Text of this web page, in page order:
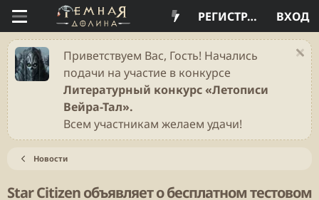
ВХОД
РЕГИСТРАЦИЯ
Приветствуем Вас, Гость! Начались
подачи на участие в конкурсе
Литературный конкурс «Летописи
Вейра-Тал».
Всем участникам желаем удачи!
Новости
Star Citizen объявляет о бесплатном тестовом